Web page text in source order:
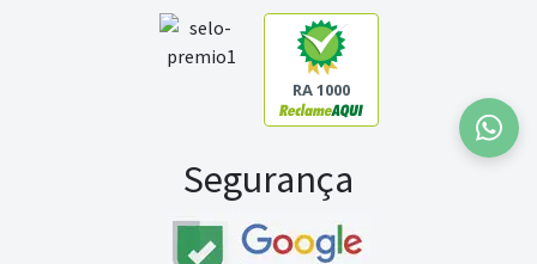
RA 1000
Segurança